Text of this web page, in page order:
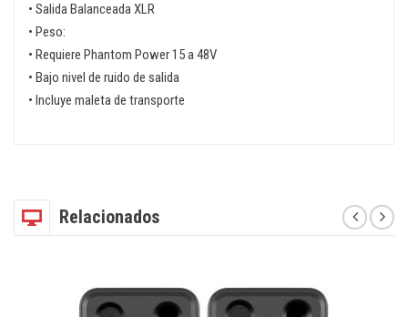
• Salida Balanceada XLR
• Peso:
• Requiere Phantom Power 15 a 48V
• Bajo nivel de ruido de salida
• Incluye maleta de transporte
Relacionados